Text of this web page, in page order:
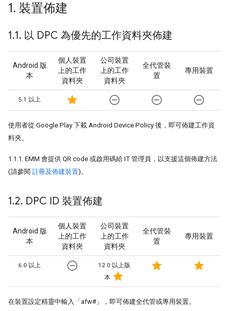
1. 裝置佈建
1.1. 以 DPC 為優先的工作資料夾佈建
Android 版
本
個人裝置
上的工作
資料夾
公司裝置
上的工作
資料夾
全代管裝
置
專用裝置
5.1 以上 star remove_circle_outline remove_circle_outline remove_circle_outline
使用者從 Google Play 下載 Android Device Policy 後，即可佈建工作資
料夾。
1.1.1. EMM 會提供 QR code 或啟用碼給 IT 管理員，以支援這個佈建方法
(請參閱 註冊及佈建裝置)。
1.2. DPC ID 裝置佈建
Android 版
本
個人裝置
上的工作
資料夾
公司裝置
上的工作
資料夾
全代管裝
置
專用裝置
6.0 以上 remove_circle_outline
12.0 以上版
本 star
star star
在裝置設定精靈中輸入「afw#」，即可佈建全代管或專用裝置。